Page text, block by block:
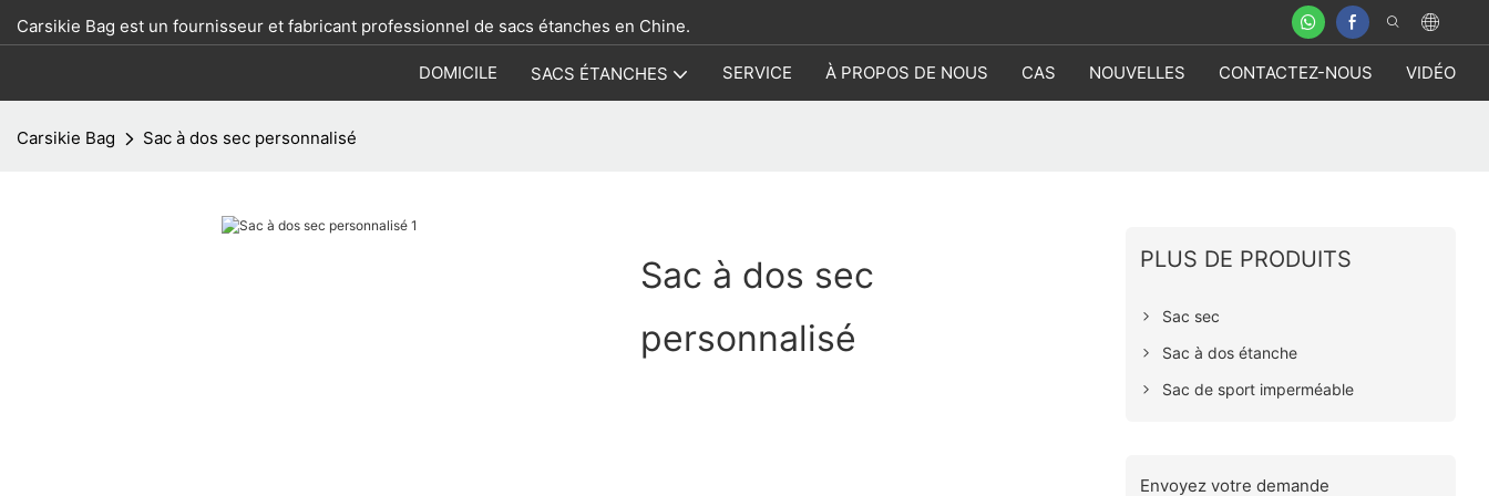
Carsikie Bag est un fournisseur et fabricant professionnel de sacs étanches en Chine.
DOMICILE SACS ÉTANCHES SERVICE À PROPOS DE NOUS CAS NOUVELLES CONTACTEZ-NOUS VIDÉO
Carsikie Bag Sac à dos sec personnalisé
Sac à dos sec
personnalisé
PLUS DE PRODUITS
Sac sec
Sac à dos étanche
Sac de sport imperméable
Envoyez votre demande